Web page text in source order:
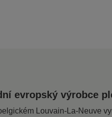
evropský výrobce
Louvain-La-Neuve